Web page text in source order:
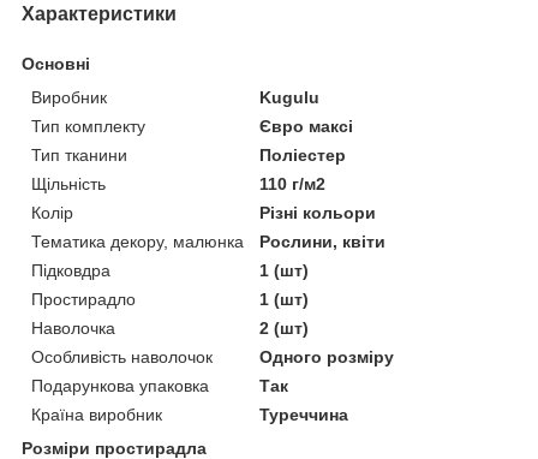
Характеристики
Основні
Виробник
Kugulu
Тип комплекту
Євро максі
Тип тканини
Поліестер
Щільність
110 г/м2
Колір
Різні кольори
Тематика декору, малюнка
Рослини, квіти
Підковдра
1 (шт)
Простирадло
1 (шт)
Наволочка
2 (шт)
Особливість наволочок
Одного розміру
Подарункова упаковка
Так
Країна виробник
Туреччина
Розміри простирадла